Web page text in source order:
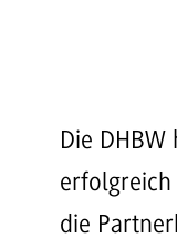
Die
erfolgreich
die